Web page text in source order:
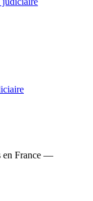
en France —